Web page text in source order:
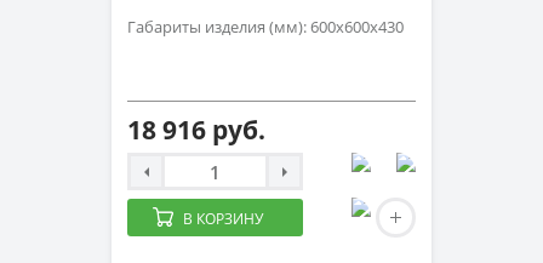
Габариты изделия (мм): 600х600х430
18 916 руб.
В КОРЗИНУ